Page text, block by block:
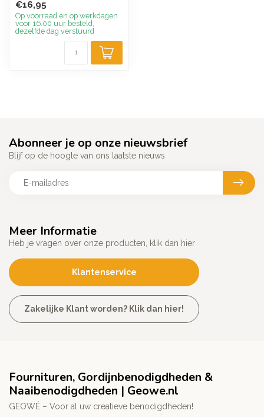
geur van perz...
€16,95
Op voorraad en op werkdagen
voor 16.00 uur besteld,
dezelfde dag verstuurd
Meer Informatie
Heb je vragen over onze producten, klik dan hier
Klantenservice
Zakelijke Klant worden? Klik dan hier!
Abonneer je op onze nieuwsbrief
Blijf op de hoogte van ons laatste nieuws
Fournituren, Gordijnbenodigdheden &
Naaibenodigdheden | Geowe.nl
GEOWÉ – Voor al uw creatieve benodigdheden!